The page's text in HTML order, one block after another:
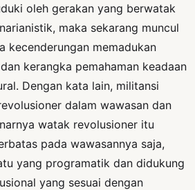
oleh gerakan yang berwatak
maka sekarang muncul
kecenderungan memadukan
kerangka pemahaman keadaan
Dengan kata lain, militansi
dalam wawasan dan
watak revolusioner itu
pada wawasannya saja,
yang programatik dan didukung
yang sesuai dengan